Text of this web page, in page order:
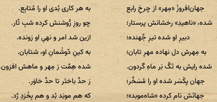
جهان‌افروزْ «مِهر» از چرخِ رابع
به هر کاری بُدی او را مُتابِع.
شده، «ناهیدِ» رخشانش پرستار؛
چو روزِ رُّوشنش کرده شبِ تّار.
دبیرِ او شده تیرِ جَّهنده؛
ازین شد امر و نهیِ او رَونده.
به مِهرش دل نهاده مهرِ تابان؛
به کینِ دّوشْمانِ او، شتابان.
شده رایش به تَگْ بَر ماهِ گَردون.
شده هِمَّت ز مِهر و ماهش
جهان یِکْسَر شده او را مُسَخَّر؛
ز حدِّ باختَر تا حدِّ خاوَر.
جهانَش نام کرده «شاه‌موبد»؛
که هم موبَد بُد و هم بِخْرَدِ رَّد.